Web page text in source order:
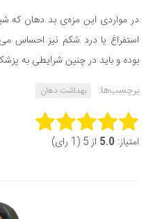
در مواردی این مزه‌ی بد دهان که
استفراغ یا درد شکم نیز احساس
بوده و باید در چنین شرایطی به
برچسب‌ها:
بهداشت دهان
Rate this item:
امتیاز: 5.0 از 5 (1 رای)